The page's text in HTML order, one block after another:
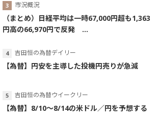
市況概況
（まとめ）日経平均は一時67,000円超も1,363
円高の66,970円で反発 ...
吉田恒の為替デイリー
【為替】円安を主導した投機円売りが急減
吉田恒の為替ウイークリー
【為替】8/10～8/14の米ドル／円を予想する